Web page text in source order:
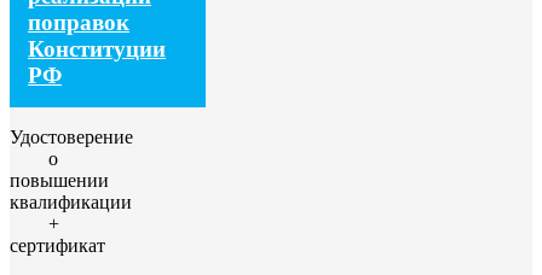
поправок
Конституции
РФ
Удостоверение
о
повышении
квалификации
+
сертификат